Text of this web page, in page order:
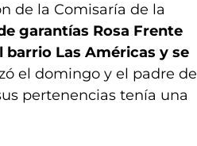
de la Comisaría de la
garantías Rosa Frente
barrio Las Américas y se
el domingo y el padre de
pertenencias tenía una